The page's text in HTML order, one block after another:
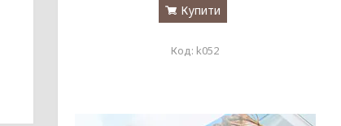
Купити
k052